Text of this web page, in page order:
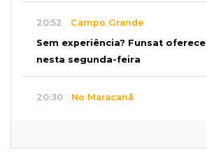
20:52 Campo Grande
Sem experiência? Funsat oferece
nesta segunda-feira
20:30 No Maracanã